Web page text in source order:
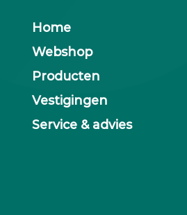
Home
Webshop
Producten
Vestigingen
Service & advies